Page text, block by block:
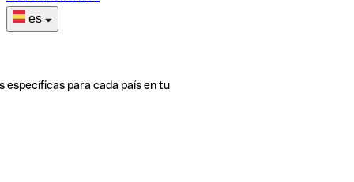
es
específicas para cada país en tu